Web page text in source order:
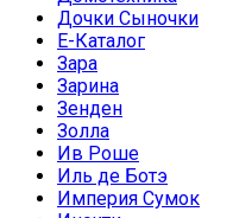
Дочки Сыночки
Е-Каталог
Зара
Зарина
Зенден
Золла
Ив Роше
Иль де Ботэ
Империя Сумок